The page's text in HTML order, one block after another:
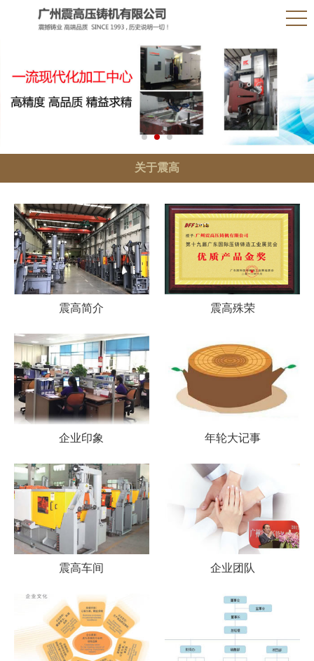
关于震高
震高简介 震高殊荣
企业印象 年轮大记事
震高车间 企业团队